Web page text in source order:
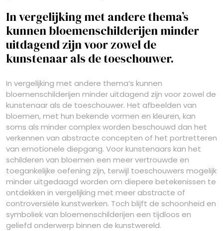
In vergelijking met andere thema’s
kunnen bloemenschilderijen minder
uitdagend zijn voor zowel de
kunstenaar als de toeschouwer.
In vergelijking met andere thema’s kunnen
bloemenschilderijen minder uitdagend zijn voor zowel de
kunstenaar als de toeschouwer. Het afbeelden van
bloemen, met hun bekende vormen en kleuren, kan
soms als minder complex worden beschouwd dan het
verkennen van abstracte concepten of het portretteren
van emotionele diepgang. Voor kunstenaars kan het
schilderen van bloemen een meer vertrouwde en
toegankelijke oefening zijn, terwijl toeschouwers mogelijk
minder uitgedaagd worden om diepere betekenissen te
ontdekken in vergelijking met meer abstracte of
controversiële kunstwerken. Toch blijft de schoonheid en
symboliek van bloemenschilderijen een tijdloos en
geliefd onderwerp binnen de kunstwereld.